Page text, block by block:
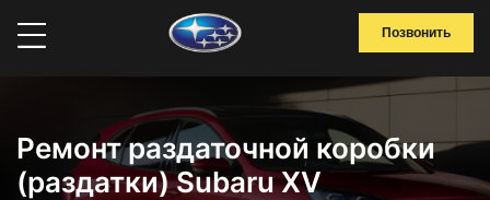
Позвонить
Ремонт раздаточной коробки
(раздатки) Subaru XV